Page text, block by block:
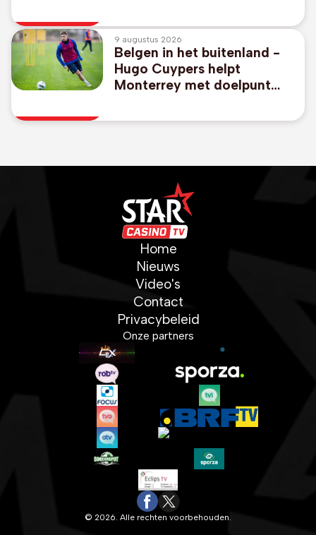
FX
9 augustus 2026
Belgen in het buitenland -
Hugo Cuypers helpt
Monterrey met doelpunt
van afwezige Messi
Home
Nieuws
Video's
Contact
Privacybeleid
Onze partners
© 2026. Alle rechten voorbehouden.